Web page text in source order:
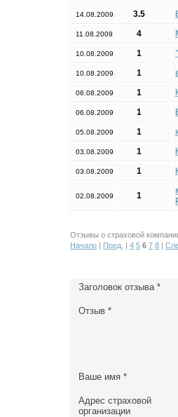
14.08.2009 3.5
11.08.2009 4
10.08.2009 1
10.08.2009 1
06.08.2009 1
06.08.2009 1
05.08.2009 1
03.08.2009 1
03.08.2009 1
02.08.2009 1
Отзывы о страховой
Начало | Пред. | 4 5 6 7 8 |
Заголовок отзыва *
Отзыв *
Ваше имя *
Адрес страховой
организации